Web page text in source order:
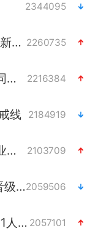
2344095
“电影+”如何激发千亿级消费新活力？ 2260735
沙特土耳其巴基斯坦签署共同防务协议 2216384
线 2184919
全球首个长时储能一体化产业园量产 2103709
U17国足点球大战淘汰河床晋级决赛2059506
四川宜宾市高县4.9级地震致1人死亡 2057101